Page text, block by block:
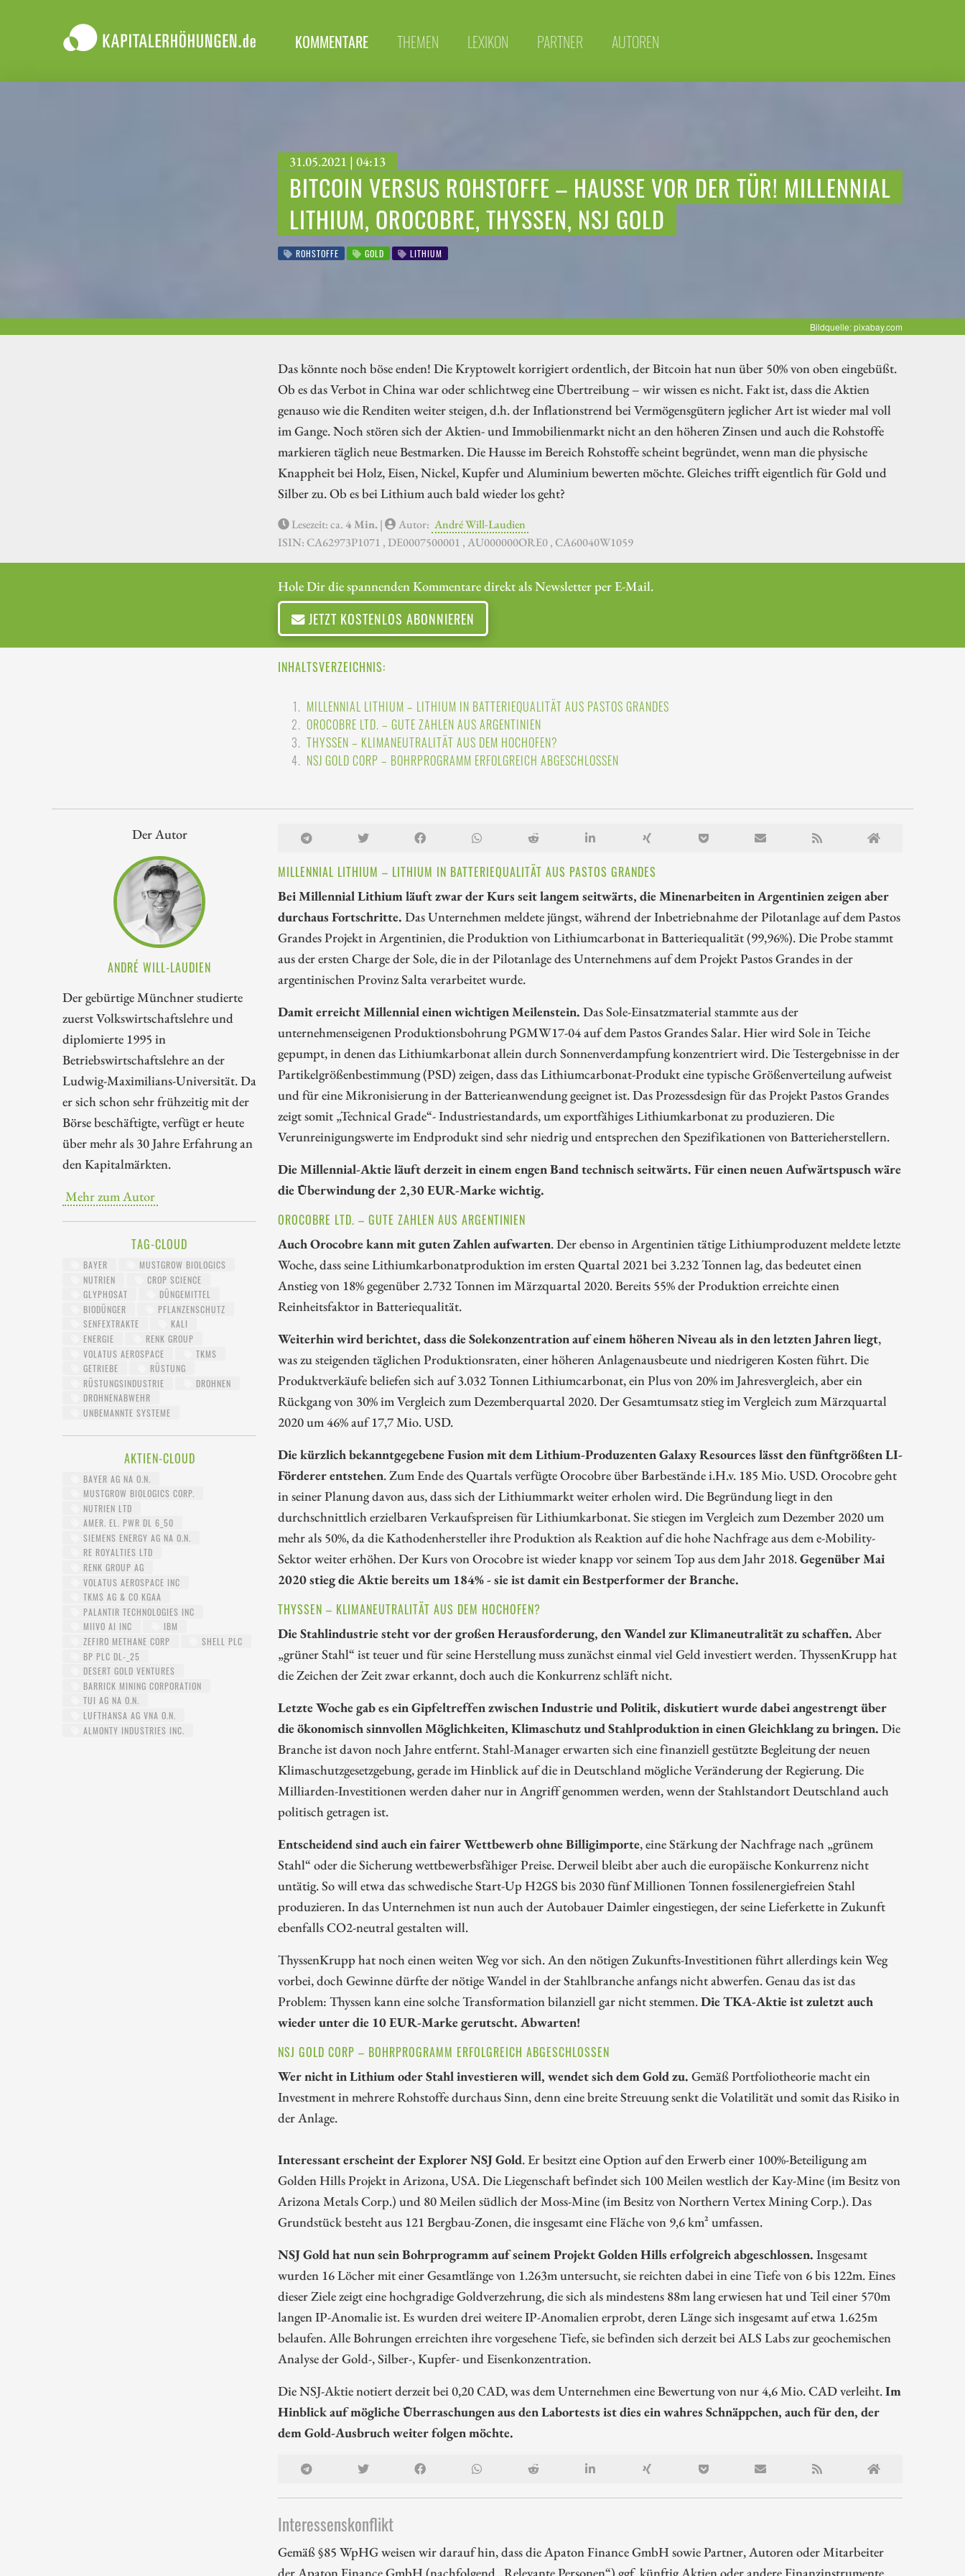
KOMMENTARE THEMEN LEXIKON PARTNER AUTOREN
31.05.2021 | 04:13
BITCOIN VERSUS ROHSTOFFE – HAUSSE VOR DER TÜR! MILLENNIAL
LITHIUM, OROCOBRE, THYSSEN, NSJ GOLD
ROHSTOFFE GOLD LITHIUM
Bildquelle: pixabay.com
Das könnte noch böse enden! Die Kryptowelt korrigiert ordentlich, der Bitcoin hat nun über 50% von oben eingebüßt.
Ob es das Verbot in China war oder schlichtweg eine Übertreibung – wir wissen es nicht. Fakt ist, dass die Aktien
genauso wie die Renditen weiter steigen, d.h. der Inflationstrend bei Vermögensgütern jeglicher Art ist wieder mal voll
im Gange. Noch stören sich der Aktien- und Immobilienmarkt nicht an den höheren Zinsen und auch die Rohstoffe
markieren täglich neue Bestmarken. Die Hausse im Bereich Rohstoffe scheint begründet, wenn man die physische
Knappheit bei Holz, Eisen, Nickel, Kupfer und Aluminium bewerten möchte. Gleiches trifft eigentlich für Gold und
Silber zu. Ob es bei Lithium auch bald wieder los geht?
Lesezeit: ca.4 Min. | Autor: André Will-Laudien
ISIN: CA62973P1071 , DE0007500001 , AU000000ORE0 , CA60040W1059
Hole Dir die spannenden Kommentare direkt als Newsletter per E-Mail.
JETZT KOSTENLOS ABONNIEREN
INHALTSVERZEICHNIS:
MILLENNIAL LITHIUM – LITHIUM IN BATTERIEQUALITÄT AUS PASTOS GRANDES
OROCOBRE LTD. – GUTE ZAHLEN AUS ARGENTINIEN
THYSSEN – KLIMANEUTRALITÄT AUS DEM HOCHOFEN?
NSJ GOLD CORP – BOHRPROGRAMM ERFOLGREICH ABGESCHLOSSEN
Der Autor
ANDRÉ WILL-LAUDIEN
Der gebürtige Münchner studierte
zuerst Volkswirtschaftslehre und
diplomierte 1995 in
Betriebswirtschaftslehre an der
Ludwig-Maximilians-Universität. Da
er sich schon sehr frühzeitig mit der
Börse beschäftigte, verfügt er heute
über mehr als 30 Jahre Erfahrung an
den Kapitalmärkten.
Mehr zum Autor
TAG-CLOUD
BAYER
MUSTGROW BIOLOGICS
NUTRIEN
CROP SCIENCE
GLYPHOSAT
DÜNGEMITTEL
BIODÜNGER
PFLANZENSCHUTZ
SENFEXTRAKTE
KALI
ENERGIE
RENK GROUP
VOLATUS AEROSPACE
TKMS
GETRIEBE
RÜSTUNG
RÜSTUNGSINDUSTRIE
DROHNEN
DROHNENABWEHR
UNBEMANNTE SYSTEME
AKTIEN-CLOUD
BAYER AG NA O.N.
MUSTGROW BIOLOGICS CORP.
NUTRIEN LTD
AMER. EL. PWR DL 6_50
SIEMENS ENERGY AG NA O.N.
RE ROYALTIES LTD
RENK GROUP AG
VOLATUS AEROSPACE INC
TKMS AG & CO KGAA
PALANTIR TECHNOLOGIES INC
MIIVO AI INC
IBM
ZEFIRO METHANE CORP
SHELL PLC
BP PLC DL-_25
DESERT GOLD VENTURES
BARRICK MINING CORPORATION
TUI AG NA O.N.
LUFTHANSA AG VNA O.N.
ALMONTY INDUSTRIES INC.
MILLENNIAL LITHIUM – LITHIUM IN BATTERIEQUALITÄT AUS PASTOS GRANDES
Bei Millennial Lithium läuft zwar der Kurs seit langem seitwärts, die Minenarbeiten in Argentinien zeigen aber
durchaus Fortschritte. Das Unternehmen meldete jüngst, während der Inbetriebnahme der Pilotanlage auf dem Pastos
Grandes Projekt in Argentinien, die Produktion von Lithiumcarbonat in Batteriequalität (99,96%). Die Probe stammt
aus der ersten Charge der Sole, die in der Pilotanlage des Unternehmens auf dem Projekt Pastos Grandes in der
argentinischen Provinz Salta verarbeitet wurde.
Damit erreicht Millennial einen wichtigen Meilenstein. Das Sole-Einsatzmaterial stammte aus der
unternehmenseigenen Produktionsbohrung PGMW17-04 auf dem Pastos Grandes Salar. Hier wird Sole in Teiche
gepumpt, in denen das Lithiumkarbonat allein durch Sonnenverdampfung konzentriert wird. Die Testergebnisse in der
Partikelgrößenbestimmung (PSD) zeigen, dass das Lithiumcarbonat-Produkt eine typische Größenverteilung aufweist
und für eine Mikronisierung in der Batterieanwendung geeignet ist. Das Prozessdesign für das Projekt Pastos Grandes
zeigt somit „Technical Grade“- Industriestandards, um exportfähiges Lithiumkarbonat zu produzieren. Die
Verunreinigungswerte im Endprodukt sind sehr niedrig und entsprechen den Spezifikationen von Batterieherstellern.
Die Millennial-Aktie läuft derzeit in einem engen Band technisch seitwärts. Für einen neuen Aufwärtspusch wäre
die Überwindung der 2,30 EUR-Marke wichtig.
OROCOBRE LTD. – GUTE ZAHLEN AUS ARGENTINIEN
Auch Orocobre kann mit guten Zahlen aufwarten. Der ebenso in Argentinien tätige Lithiumproduzent meldete letzte
Woche, dass seine Lithiumkarbonatproduktion im ersten Quartal 2021 bei 3.232 Tonnen lag, das bedeutet einen
Anstieg von 18% gegenüber 2.732 Tonnen im Märzquartal 2020. Bereits 55% der Produktion erreichte einen
Reinheitsfaktor in Batteriequalität.
Weiterhin wird berichtet, dass die Solekonzentration auf einem höheren Niveau als in den letzten Jahren liegt,
was zu steigenden täglichen Produktionsraten, einer höheren Anlagenausbeute und niedrigeren Kosten führt. Die
Produktverkäufe beliefen sich auf 3.032 Tonnen Lithiumcarbonat, ein Plus von 20% im Jahresvergleich, aber ein
Rückgang von 30% im Vergleich zum Dezemberquartal 2020. Der Gesamtumsatz stieg im Vergleich zum Märzquartal
2020 um 46% auf 17,7 Mio. USD.
Die kürzlich bekanntgegebene Fusion mit dem Lithium-Produzenten Galaxy Resources lässt den fünftgrößten LI-
Förderer entstehen. Zum Ende des Quartals verfügte Orocobre über Barbestände i.H.v. 185 Mio. USD. Orocobre geht
in seiner Planung davon aus, dass sich der Lithiummarkt weiter erholen wird. Die Begründung liegt in den
durchschnittlich erzielbaren Verkaufspreisen für Lithiumkarbonat. Sie stiegen im Vergleich zum Dezember 2020 um
mehr als 50%, da die Kathodenhersteller ihre Produktion als Reaktion auf die hohe Nachfrage aus dem e-Mobility-
Sektor weiter erhöhen. Der Kurs von Orocobre ist wieder knapp vor seinem Top aus dem Jahr 2018.Gegenüber Mai
2020 stieg die Aktie bereits um 184% - sie ist damit ein Bestperformer der Branche.
THYSSEN – KLIMANEUTRALITÄT AUS DEM HOCHOFEN?
Die Stahlindustrie steht vor der großen Herausforderung, den Wandel zur Klimaneutralität zu schaffen. Aber
„grüner Stahl“ ist teuer und für seine Herstellung muss zunächst einmal viel Geld investiert werden. ThyssenKrupp hat
die Zeichen der Zeit zwar erkannt, doch auch die Konkurrenz schläft nicht.
Letzte Woche gab es ein Gipfeltreffen zwischen Industrie und Politik, diskutiert wurde dabei angestrengt über
die ökonomisch sinnvollen Möglichkeiten, Klimaschutz und Stahlproduktion in einen Gleichklang zu bringen. Die
Branche ist davon noch Jahre entfernt. Stahl-Manager erwarten sich eine finanziell gestützte Begleitung der neuen
Klimaschutzgesetzgebung, gerade im Hinblick auf die in Deutschland mögliche Veränderung der Regierung. Die
Milliarden-Investitionen werden daher nur in Angriff genommen werden, wenn der Stahlstandort Deutschland auch
politisch getragen ist.
Entscheidend sind auch ein fairer Wettbewerb ohne Billigimporte, eine Stärkung der Nachfrage nach „grünem
Stahl“ oder die Sicherung wettbewerbsfähiger Preise. Derweil bleibt aber auch die europäische Konkurrenz nicht
untätig. So will etwa das schwedische Start-Up H2GS bis 2030 fünf Millionen Tonnen fossilenergiefreien Stahl
produzieren. In das Unternehmen ist nun auch der Autobauer Daimler eingestiegen, der seine Lieferkette in Zukunft
ebenfalls CO2-neutral gestalten will.
ThyssenKrupp hat noch einen weiten Weg vor sich. An den nötigen Zukunfts-Investitionen führt allerdings kein Weg
vorbei, doch Gewinne dürfte der nötige Wandel in der Stahlbranche anfangs nicht abwerfen. Genau das ist das
Problem: Thyssen kann eine solche Transformation bilanziell gar nicht stemmen.Die TKA-Aktie ist zuletzt auch
wieder unter die 10 EUR-Marke gerutscht. Abwarten!
NSJ GOLD CORP – BOHRPROGRAMM ERFOLGREICH ABGESCHLOSSEN
Wer nicht in Lithium oder Stahl investieren will, wendet sich dem Gold zu. Gemäß Portfoliotheorie macht ein
Investment in mehrere Rohstoffe durchaus Sinn, denn eine breite Streuung senkt die Volatilität und somit das Risiko in
der Anlage.
Interessant erscheint der Explorer NSJ Gold. Er besitzt eine Option auf den Erwerb einer 100%-Beteiligung am
Golden Hills Projekt in Arizona, USA. Die Liegenschaft befindet sich 100 Meilen westlich der Kay-Mine (im Besitz von
Arizona Metals Corp.) und 80 Meilen südlich der Moss-Mine (im Besitz von Northern Vertex Mining Corp.). Das
Grundstück besteht aus 121 Bergbau-Zonen, die insgesamt eine Fläche von 9,6 km² umfassen.
NSJ Gold hat nun sein Bohrprogramm auf seinem Projekt Golden Hills erfolgreich abgeschlossen. Insgesamt
wurden 16 Löcher mit einer Gesamtlänge von 1.263m untersucht, sie reichten dabei in eine Tiefe von 6 bis 122m. Eines
dieser Ziele zeigt eine hochgradige Goldverzehrung, die sich als mindestens 88m lang erwiesen hat und Teil einer 570m
langen IP-Anomalie ist. Es wurden drei weitere IP-Anomalien erprobt, deren Länge sich insgesamt auf etwa 1.625m
belaufen. Alle Bohrungen erreichten ihre vorgesehene Tiefe, sie befinden sich derzeit bei ALS Labs zur geochemischen
Analyse der Gold-, Silber-, Kupfer- und Eisenkonzentration.
Die NSJ-Aktie notiert derzeit bei 0,20 CAD, was dem Unternehmen eine Bewertung von nur 4,6 Mio. CAD verleiht.Im
Hinblick auf mögliche Überraschungen aus den Labortests ist dies ein wahres Schnäppchen, auch für den, der
dem Gold-Ausbruch weiter folgen möchte.
Interessenskonflikt
Gemäß §85 WpHG weisen wir darauf hin, dass die Apaton Finance GmbH sowie Partner, Autoren oder Mitarbeiter
der Apaton Finance GmbH (nachfolgend „Relevante Personen“) ggf. künftig Aktien oder andere Finanzinstrumente